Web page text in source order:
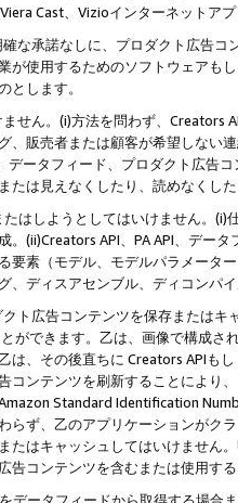
Cast、Vizioインターネットア
な承諾なしに、プロダクト広告
が使用するためのソフトウェアも
とします。
せん。(i)方法を問わず、Creators
、販売者または顧客が希望しない
データフィード、プロダクト広告
たは見えなくしたり、読めなくし
はしようとしてはいけません。
。(ii)Creators API、PA API、デー
要素（モデル、モデルパラメータ
、ディスアセンブル、ディコンパ
ト広告コンテンツを保存または
ができます。乙は、画像で構成
は、その後直ちに Creators APIも
コンテンツを刷新することにより
Standard Identification
らず、乙のアプリケーションがク
たはキャッシュしてはいけません
告コンテンツを含むまたは使用す
データフィードから取得する場合